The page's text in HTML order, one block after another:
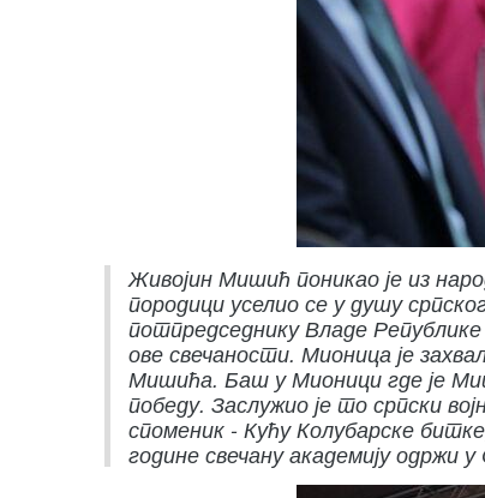
Живојин Мишић поникао је из
породици уселио се у душу
потпредседнику Владе
ове свечаности. Мионица је
Мишића. Баш у Мионици где је
победу. Заслужио је то српски
споменик - Кућу Колубарске
године свечану академију одржи